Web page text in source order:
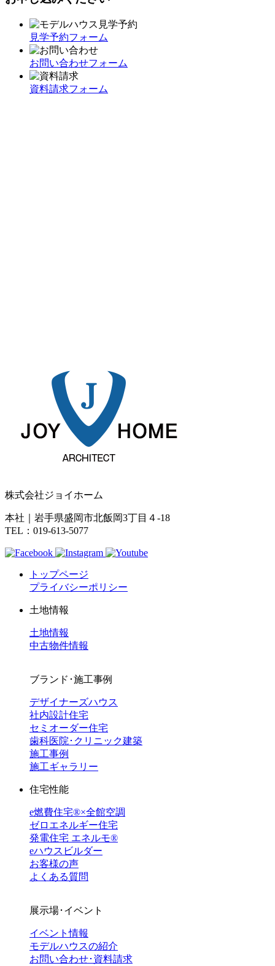
見学予約フォーム
お問い合わせフォーム
資料請求フォーム
株式会社ジョイホーム
本社｜岩手県盛岡市北飯岡3丁目４-18
TEL：019-613-5077
トップページ
プライバシーポリシー
土地情報
土地情報
中古物件情報
ブランド･施工事例
デザイナーズハウス
社内設計住宅
セミオーダー住宅
歯科医院･クリニック建築
施工事例
施工ギャラリー
住宅性能
e燃費住宅®︎×全館空調
ゼロエネルギー住宅
発電住宅 エネルモ®
eハウスビルダー
お客様の声
よくある質問
展示場･イベント
イベント情報
モデルハウスの紹介
お問い合わせ･資料請求